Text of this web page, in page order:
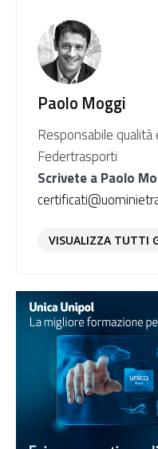
Paolo Moggi
Responsabile qualità
Federtrasporti
Scrivete a Paolo
VISUALIZZA TUTTI